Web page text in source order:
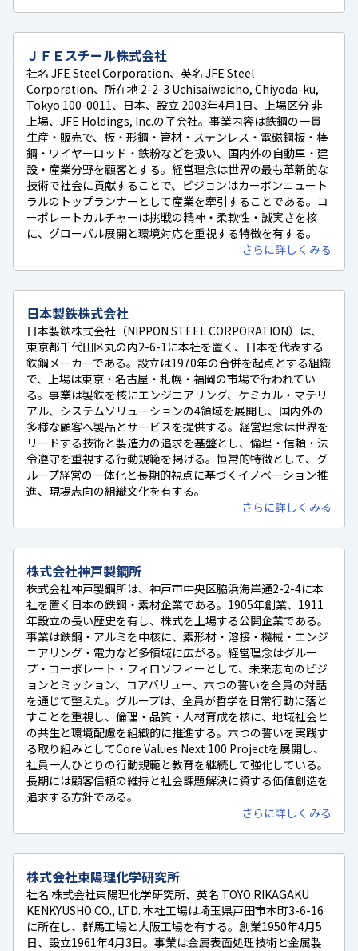
ＪＦＥスチール株式会社
社名 JFE Steel Corporation、英名 JFE Steel
Corporation、所在地 2-2-3 Uchisaiwaicho, Chiyoda-ku,
Tokyo 100-0011、日本、設立 2003年4月1日、上場区分 非
上場、JFE Holdings, Inc.の子会社。事業内容は鉄鋼の一貫
生産・販売で、板・形鋼・管材・ステンレス・電磁鋼板・棒
鋼・ワイヤーロッド・鉄粉などを扱い、国内外の自動車・建
設・産業分野を顧客とする。経営理念は世界の最も革新的な
技術で社会に貢献することで、ビジョンはカーボンニュート
ラルのトップランナーとして産業を牽引することである。コ
ーポレートカルチャーは挑戦の精神・柔軟性・誠実さを核
に、グローバル展開と環境対応を重視する特徴を有する。
さらに詳しくみる
日本製鉄株式会社
日本製鉄株式会社（NIPPON STEEL CORPORATION）は、
東京都千代田区丸の内2-6-1に本社を置く、日本を代表する
鉄鋼メーカーである。設立は1970年の合併を起点とする組織
で、上場は東京・名古屋・札幌・福岡の市場で行われてい
る。事業は製鉄を核にエンジニアリング、ケミカル・マテリ
アル、システムソリューションの4領域を展開し、国内外の
多様な顧客へ製品とサービスを提供する。経営理念は世界を
リードする技術と製造力の追求を基盤とし、倫理・信頼・法
令遵守を重視する行動規範を掲げる。恒常的特徴として、グ
ループ経営の一体化と長期的視点に基づくイノベーション推
進、現場志向の組織文化を有する。
さらに詳しくみる
株式会社神戸製鋼所
株式会社神戸製鋼所は、神戸市中央区脇浜海岸通2-2-4に本
社を置く日本の鉄鋼・素材企業である。1905年創業、1911
年設立の長い歴史を有し、株式を上場する公開企業である。
事業は鉄鋼・アルミを中核に、素形材・溶接・機械・エンジ
ニアリング・電力など多領域に広がる。経営理念はグルー
プ・コーポレート・フィロソフィーとして、未来志向のビジ
ョンとミッション、コアバリュー、六つの誓いを全員の対話
を通じて整えた。グループは、全員が哲学を日常行動に落と
すことを重視し、倫理・品質・人材育成を核に、地域社会と
の共生と環境配慮を組織的に推進する。六つの誓いを実践す
る取り組みとしてCore Values Next 100 Projectを展開し、
社員一人ひとりの行動規範と教育を継続して強化している。
長期には顧客信頼の維持と社会課題解決に資する価値創造を
追求する方針である。
さらに詳しくみる
株式会社東陽理化学研究所
社名 株式会社東陽理化学研究所、英名 TOYO RIKAGAKU
KENKYUSHO CO., LTD. 本社工場は埼玉県戸田市本町3-6-16
に所在し、群馬工場と大阪工場を有する。創業1950年4月5
日、設立1961年4月3日。事業は金属表面処理技術と金属製